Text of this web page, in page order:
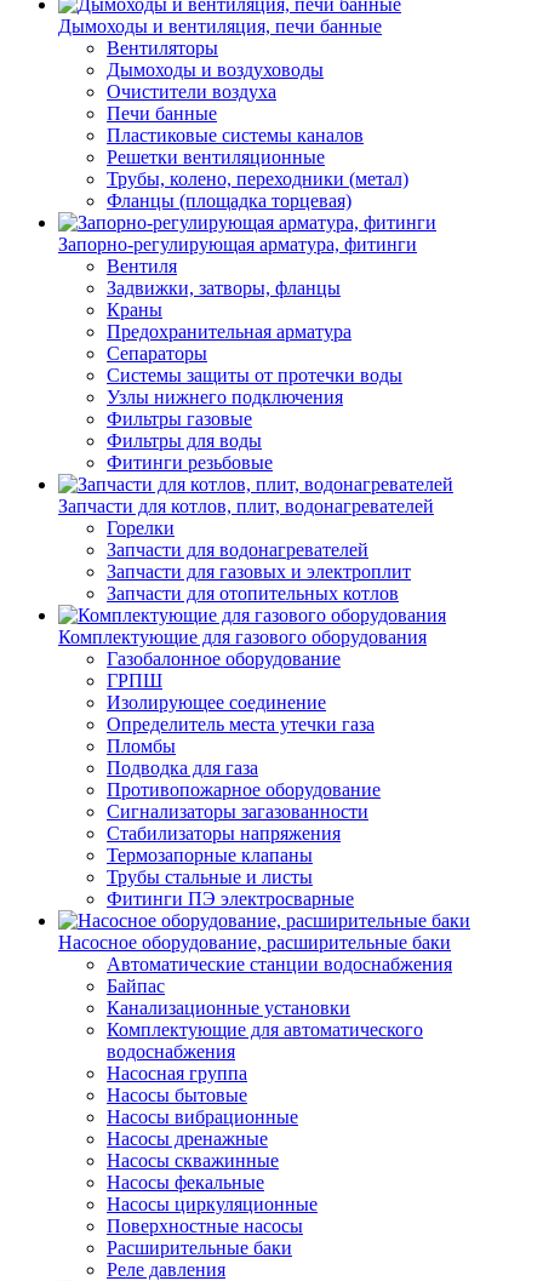
Дымоходы и вентиляция, печи банные
Вентиляторы
Дымоходы и воздуховоды
Очистители воздуха
Печи банные
Пластиковые системы каналов
Решетки вентиляционные
Трубы, колено, переходники (метал)
Фланцы (площадка торцевая)
Запорно-регулирующая арматура, фитинги
Вентиля
Задвижки, затворы, фланцы
Краны
Предохранительная арматура
Сепараторы
Системы защиты от протечки воды
Узлы нижнего подключения
Фильтры газовые
Фильтры для воды
Фитинги резьбовые
Запчасти для котлов, плит, водонагревателей
Горелки
Запчасти для водонагревателей
Запчасти для газовых и электроплит
Запчасти для отопительных котлов
Комплектующие для газового оборудования
Газобалонное оборудование
ГРПШ
Изолирующее соединение
Определитель места утечки газа
Пломбы
Подводка для газа
Противопожарное оборудование
Сигнализаторы загазованности
Стабилизаторы напряжения
Термозапорные клапаны
Трубы стальные и листы
Фитинги ПЭ электросварные
Насосное оборудование, расширительные баки
Автоматические станции водоснабжения
Байпас
Канализационные установки
Комплектующие для автоматического
водоснабжения
Насосная группа
Насосы бытовые
Насосы вибрационные
Насосы дренажные
Насосы скважинные
Насосы фекальные
Насосы циркуляционные
Поверхностные насосы
Расширительные баки
Реле давления